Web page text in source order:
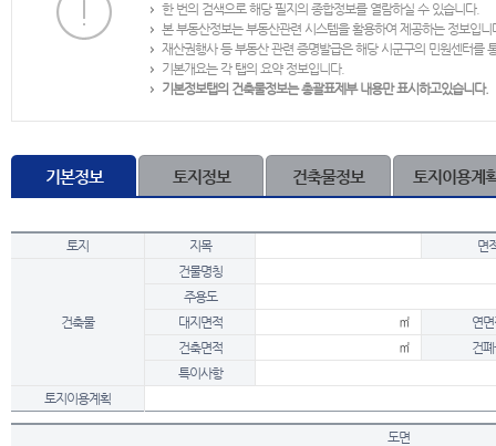
한 번의 검색으로 해당 필지의 종합정보를 열람하실 수 있습니다.
본 부동산정보는 부동산관련 시스템을 활용하여 제공하는 정보입니
재산권행사 등 부동산 관련 증명발급은 해당 시군구의 민원센터를
기본개요는 각 탭의 요약 정보입니다.
기본정보탭의 건축물정보는 총괄표제부 내용만 표시하고있습니다.
기본정보 토지정보 건축물정보 토지이용계
토지 지목 면
건축물
건물명칭
주용도
대지면적
㎡
연
건축면적
㎡
건
특이사항
토지이용계획
도면